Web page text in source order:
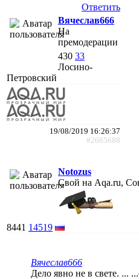
Ответить
Вячеслав666
На
премодерации
430 33
Лосино-
Петровский
19/08/2019 16:26:37
#2665688
Notozus
Свой на Aqa.ru,
8441 14519
Вячеслав666
Дело явно не в свете. ...